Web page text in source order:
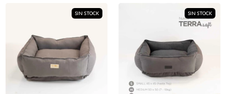
SIN STOCK SIN STOCK